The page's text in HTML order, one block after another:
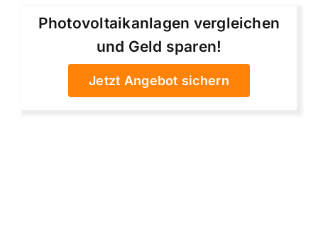
Photovoltaikanlagen vergleichen
und Geld sparen!
Jetzt Angebot sichern